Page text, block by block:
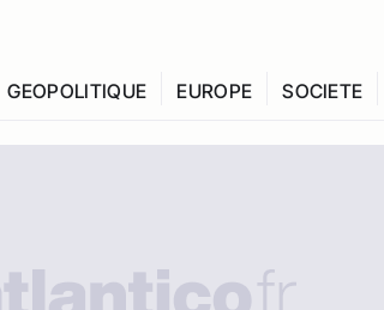
GEOPOLITIQUE EUROPE SOCIETE